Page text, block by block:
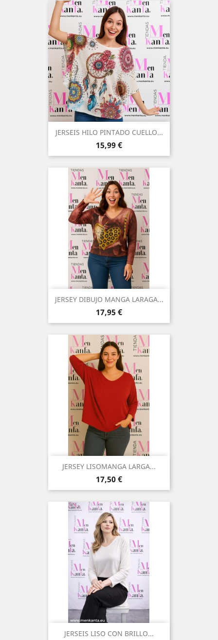
JERSEIS HILO PINTADO CUELLO...
Precio
15,99 €
JERSEY DIBUJO MANGA LARAGA...
Precio
17,95 €
JERSEY LISOMANGA LARGA...
Precio
17,50 €
JERSEIS LISO CON BRILLO...